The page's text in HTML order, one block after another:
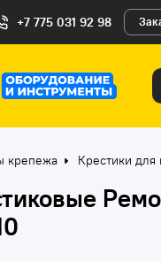
+7 775 031 92 98
крепежа Крестики для